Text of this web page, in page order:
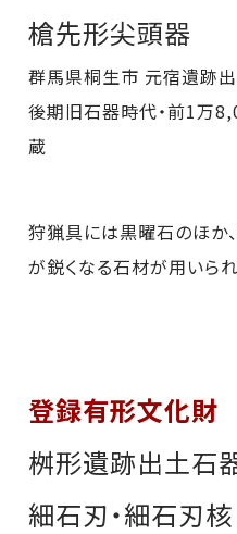
槍先形尖頭器
群馬県桐生市 元宿遺跡出
後期旧石器時代・前1万
蔵
狩猟具には黒曜石のほか
が鋭くなる石材が用いられ
登録有形文化財
桝形遺跡出土石
細石刃・細石刃核